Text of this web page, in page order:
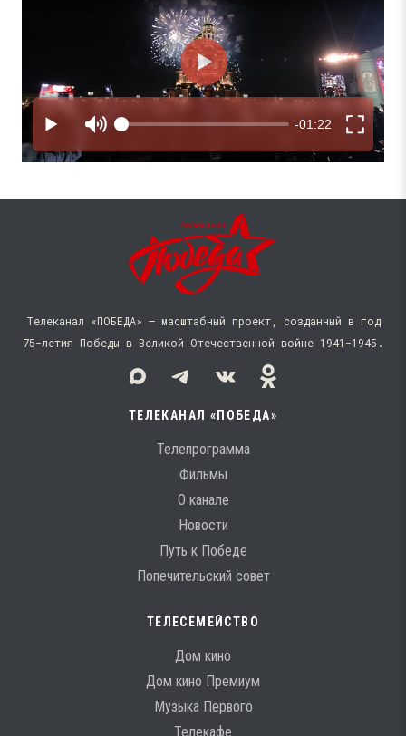
Телеканал «ПОБЕДА» — масштабный проект, созданный в год
75-летия Победы в Великой Отечественной войне 1941−1945.
ТЕЛЕКАНАЛ «ПОБЕДА»
Телепрограмма
Фильмы
О канале
Новости
Путь к Победе
Попечительский совет
ТЕЛЕСЕМЕЙСТВО
Дом кино
Дом кино Премиум
Музыка Первого
Телекафе